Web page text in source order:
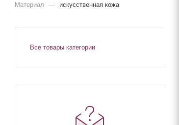
Материал
— искусственная кожа
Все товары категории